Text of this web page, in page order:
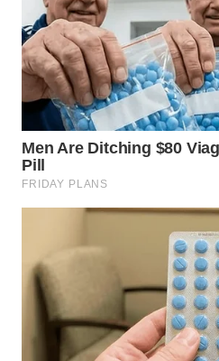
1
Tomografia
resolução;
2
Softwares de
dimensões;
3
Equipamentos
Quais animais
características
Além das aranhas, os
quelíceras bem
fundamental de sua